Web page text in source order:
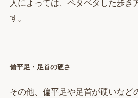
人によっては、ペタペタした歩き
す。
偏平足・足首の硬さ
その他、偏平足や足首が硬いなど